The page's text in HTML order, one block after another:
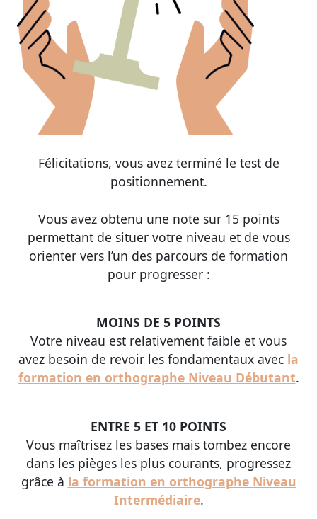
Félicitations, vous avez terminé le test de
positionnement.
Vous avez obtenu une note sur 15 points
permettant de situer votre niveau et de vous
orienter vers l’un des parcours de formation
pour progresser :
MOINS DE 5 POINTS
Votre niveau est relativement faible et vous
avez besoin de revoir les fondamentaux avec la
formation en orthographe Niveau Débutant.
ENTRE 5 ET 10 POINTS
Vous maîtrisez les bases mais tombez encore
dans les pièges les plus courants, progressez
grâce à la formation en orthographe Niveau
Intermédiaire.